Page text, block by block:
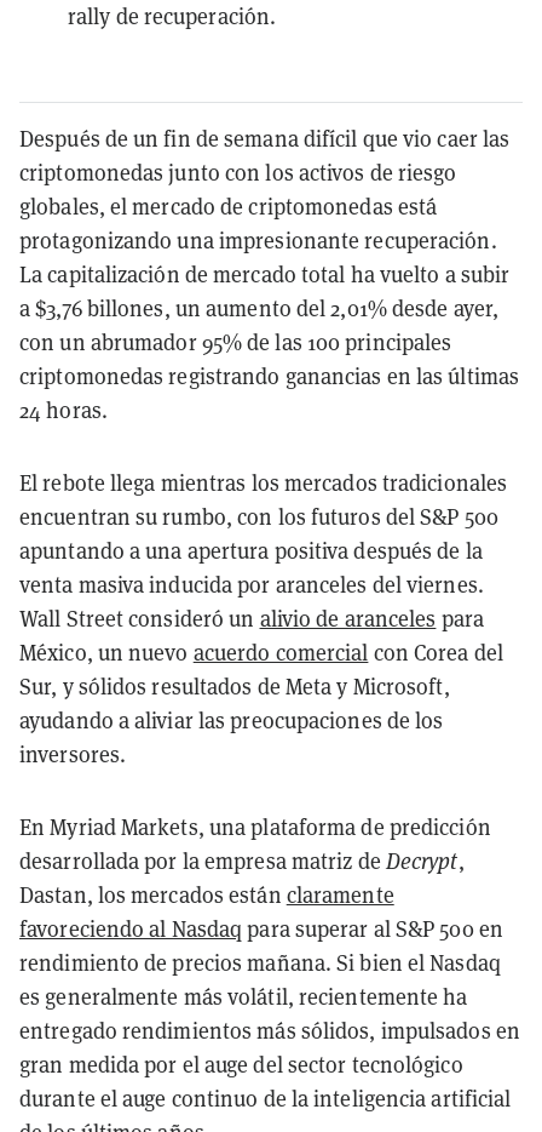
rally de recuperación.
Después de un fin de semana difícil que vio caer las
criptomonedas junto con los activos de riesgo
globales, el mercado de criptomonedas está
protagonizando una impresionante recuperación.
La capitalización de mercado total ha vuelto a subir
a $3,76 billones, un aumento del 2,01% desde ayer,
con un abrumador 95% de las 100 principales
criptomonedas registrando ganancias en las últimas
24 horas.
El rebote llega mientras los mercados tradicionales
encuentran su rumbo, con los futuros del S&P 500
apuntando a una apertura positiva después de la
venta masiva inducida por aranceles del viernes.
Wall Street consideró un alivio de aranceles para
México, un nuevo acuerdo comercial con Corea del
Sur, y sólidos resultados de Meta y Microsoft,
ayudando a aliviar las preocupaciones de los
inversores.
En Myriad Markets, una plataforma de predicción
desarrollada por la empresa matriz de Decrypt,
Dastan, los mercados están claramente
favoreciendo al Nasdaq para superar al S&P 500 en
rendimiento de precios mañana. Si bien el Nasdaq
es generalmente más volátil, recientemente ha
entregado rendimientos más sólidos, impulsados en
gran medida por el auge del sector tecnológico
durante el auge continuo de la inteligencia artificial